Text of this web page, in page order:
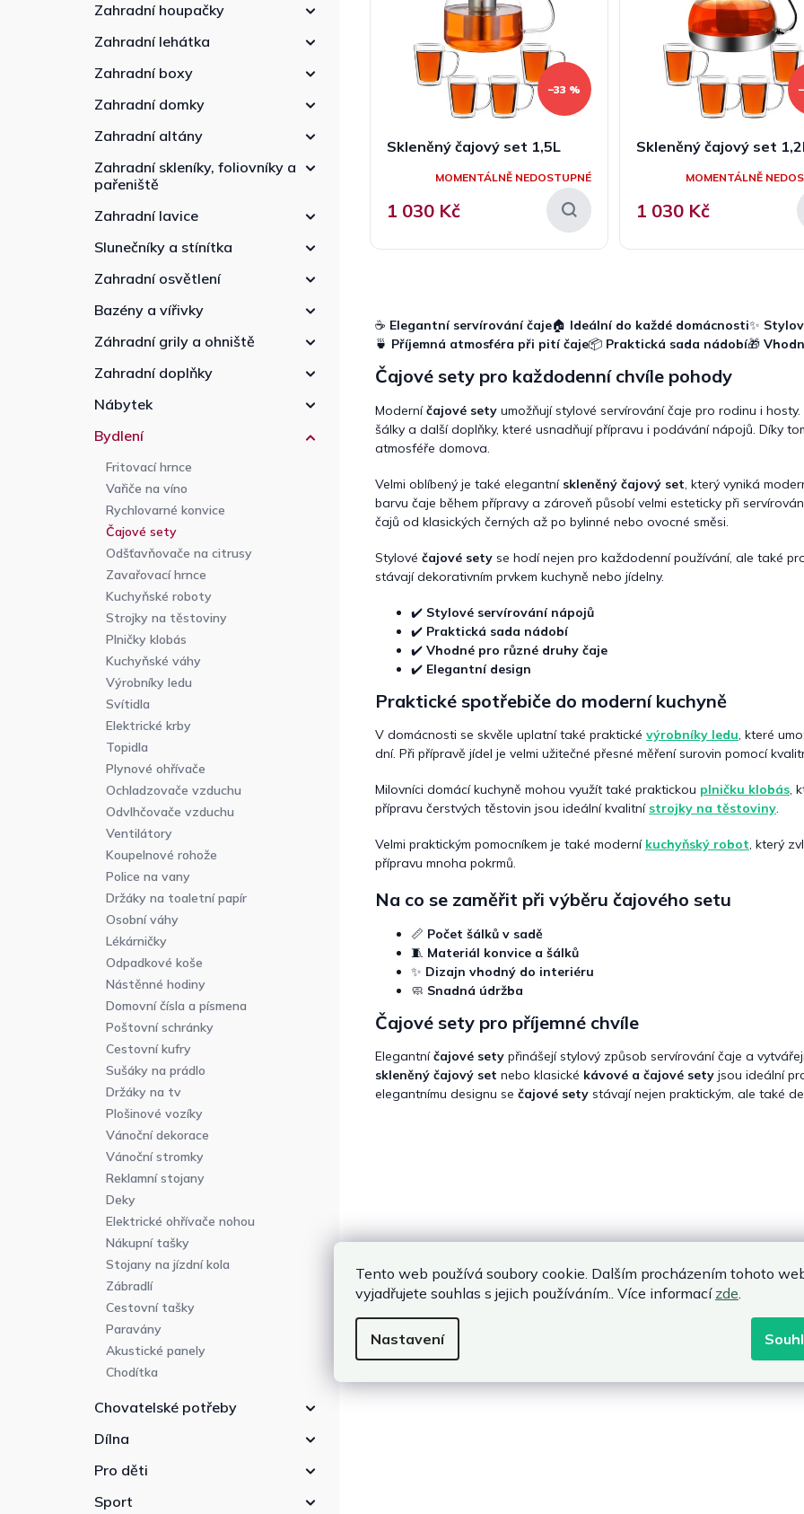
Tento web používá soubory cookie. Dalším procházením tohoto
vyjadřujete souhlas s jejich používáním.. Více informací zde
Nastavení
Zahradní houpačky
Zahradní lehátka
Zahradní boxy
Zahradní domky
Zahradní altány
Zahradní skleníky, foliovníky a
pařeniště
Zahradní lavice
Slunečníky a stínítka
Zahradní osvětlení
Bazény a vířivky
Záhradní grily a ohniště
Zahradní doplňky
Nábytek
Bydlení
Fritovací hrnce
Vařiče na víno
Rychlovarné konvice
Čajové sety
Odšťavňovače na citrusy
Zavařovací hrnce
Kuchyňské roboty
Strojky na těstoviny
Plničky klobás
Kuchyňské váhy
Výrobníky ledu
Svítidla
Elektrické krby
Topidla
Plynové ohřívače
Ochladzovače vzduchu
Odvlhčovače vzduchu
Ventilátory
Koupelnové rohože
Police na vany
Držáky na toaletní papír
Osobní váhy
Lékárničky
Odpadkové koše
Nástěnné hodiny
Domovní čísla a písmena
Poštovní schránky
Cestovní kufry
Sušáky na prádlo
Držáky na tv
Plošinové vozíky
Vánoční dekorace
Vánoční stromky
Reklamní stojany
Deky
Elektrické ohřívače nohou
Nákupní tašky
Stojany na jízdní kola
Zábradlí
Cestovní tašky
Paravány
Akustické panely
Chodítka
Chovatelské potřeby
Dílna
Pro děti
Sport
–33 %
Skleněný čajový set 1,5L
MOMENTÁLNĚ NEDOSTUPNÉ
1 030 Kč
Skleněný čajový set
MOMENTÁLNĚ
1 030 Kč
l
á
d
í
p
r
y
v
i
☕ Elegantní servírování čaje🏠 Ideální do každé domácnosti✨
🍵 Příjemná atmosféra při pití čaje📦 Praktická sada nádobí🎁
Čajové sety pro každodenní chvíle pohody
Moderníčajové sety umožňují stylové servírování čaje pro rodinu i hosty.
šálky a další doplňky, které usnadňují přípravu i podávání nápojů. Díky
atmosféře domova.
Velmi oblíbený je také elegantní skleněný čajový set, který vyniká
barvu čaje během přípravy a zároveň působí velmi esteticky při
čajů od klasických černých až po bylinné nebo ovocné směsi.
Stylové čajové sety se hodí nejen pro každodenní používání, ale také
stávají dekorativním prvkem kuchyně nebo jídelny.
✔️ Stylové servírování nápojů
✔️ Praktická sada nádobí
✔️ Vhodné pro různé druhy čaje
✔️ Elegantní design
Praktické spotřebiče do moderní kuchyně
V domácnosti se skvěle uplatní také praktické výrobníky ledu, které
dní. Při přípravě jídel je velmi užitečné přesné měření surovin pomocí
Milovníci domácí kuchyně mohou využít také praktickou plničku klobás,
přípravu čerstvých těstovin jsou ideální kvalitní strojky na těstoviny.
Velmi praktickým pomocníkem je také moderní kuchyňský robot, který
přípravu mnoha pokrmů.
Na co se zaměřit při výběru čajového setu
📏 Počet šálků v sadě
🧵 Materiál konvice a šálků
✨ Dizajn vhodný do interiéru
🧼 Snadná údržba
Čajové sety pro příjemné chvíle
Elegantníčajové sety přinášejí stylový způsob servírování čaje a
skleněný čajový set nebo klasické kávové a čajové sety jsou ideální
elegantnímu designu se čajové sety stávají nejen praktickým, ale také